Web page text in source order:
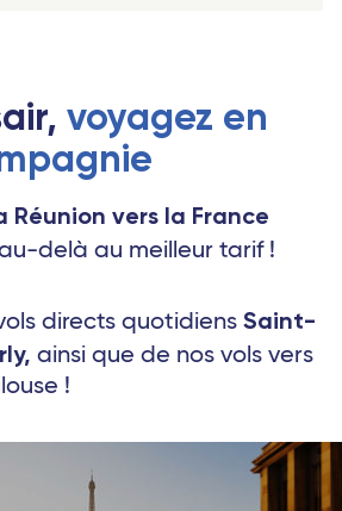
voyagez en
Réunion vers la France
delà au meilleur tarif !
directs quotidiens Saint-
ainsi que de nos vols vers
!